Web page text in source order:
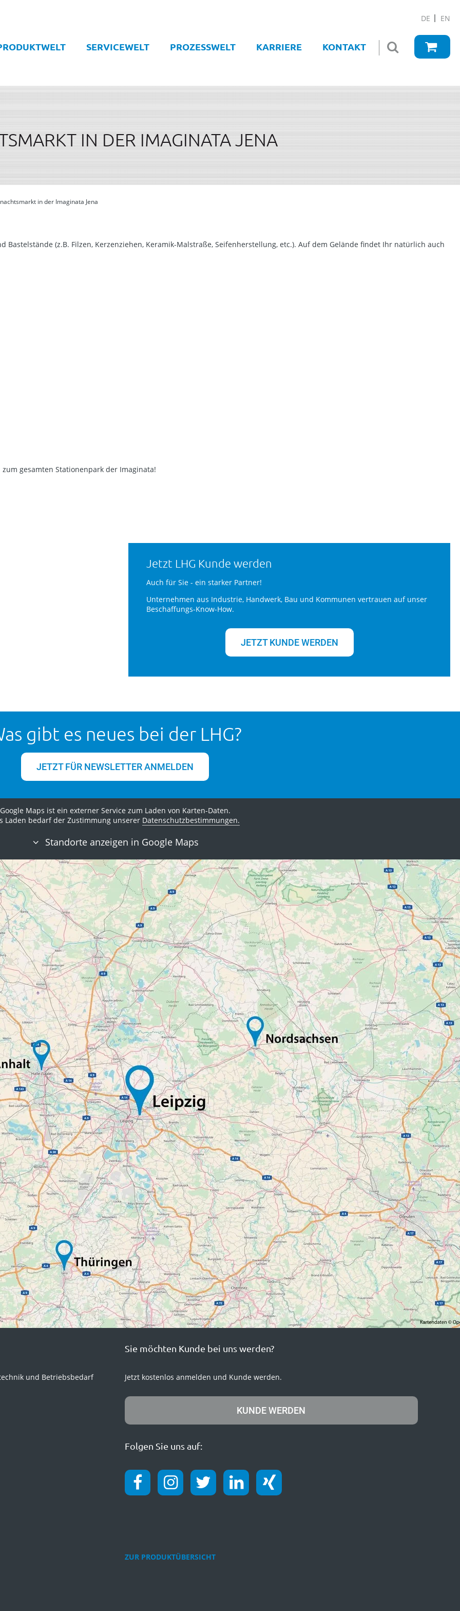
DE EN
SERVICEWELT PROZESSWELT KARRIERE KONTAKT
IN DER IMAGINATA JENA
in der Imaginata Jena
(z.B. Filzen, Kerzenziehen, Keramik-Malstraße, Seifenherstellung, etc.). Auf dem Gelände findet Ihr natürlich auch
zum gesamten Stationenpark der Imaginata!
Jetzt LHG Kunde werden
Auch für Sie - ein starker Partner!
Unternehmen aus Industrie, Handwerk, Bau und Kommunen vertrauen auf unser
Beschaffungs-Know-How.
JETZT KUNDE WERDEN
gibt es neues bei der LHG?
JETZT FÜR NEWSLETTER ANMELDEN
Google Maps ist ein externer Service zum Laden von Karten-Daten.
Laden bedarf der Zustimmung unserer Datenschutzbestimmungen.
Standorte anzeigen in Google Maps
und Betriebsbedarf
Sie möchten Kunde bei uns werden?
Jetzt kostenlos anmelden und Kunde werden.
KUNDE WERDEN
Folgen Sie uns auf:
ZUR PRODUKTÜBERSICHT